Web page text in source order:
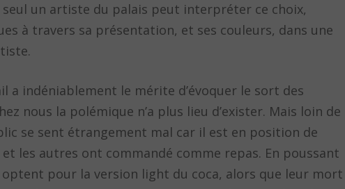
un artiste du palais peut interpréter ce choix,
à travers sa présentation, et ses couleurs, dans une
a indéniablement le mérite d’évoquer le sort des
nous la polémique n’a plus lieu d’exister. Mais loin de
se sent étrangement mal car il est en position de
les autres ont commandé comme repas. En poussant
pour la version light du coca, alors que leur mort